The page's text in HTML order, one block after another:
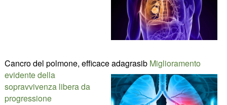
Cancro del polmone, efficace adagrasib Miglioramento
evidente della
sopravvivenza libera da
progressione